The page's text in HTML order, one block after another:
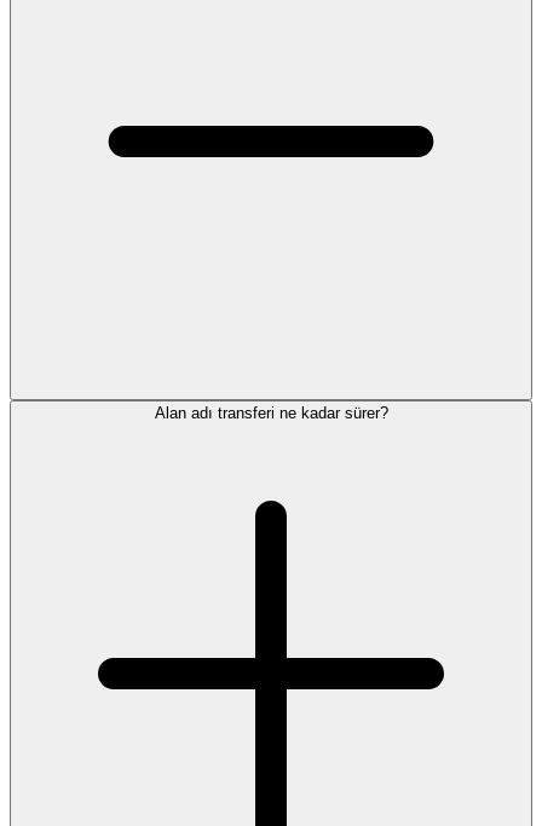
Alan adı transferi ne kadar sürer?